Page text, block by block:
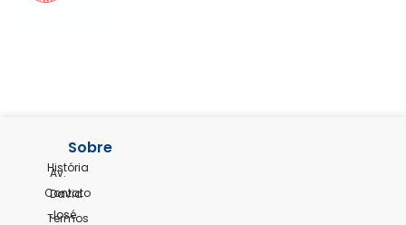
Av.
David
José
Sobre
História
Contato
Termos